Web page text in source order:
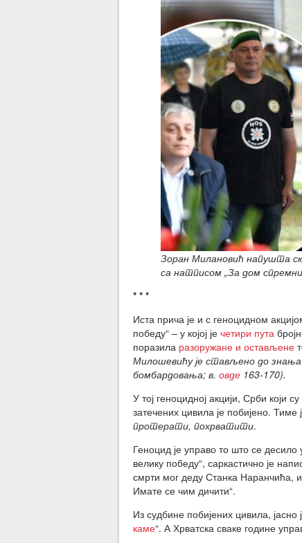
Зоран Милановић напушта
са натписом „За дом
* * *
Иста прича је и с геноцидном
победу“ – у којој је четири пута
поразила разоружане и остављене
Милошевићу је стављено до
бомбардовања; в. овде 163-170).
У тој геноцидној акцији, Срби који
затечених цивила је побијено.
протерати, похрватити.
Геноцид је управо то што се десило
велику победу“, саркастично је
смрти мог деду Станка Наранчића,
Имате се чим дичити“.
Из судбине побијених цивила, јасно
каме“. А Хрватска сваке године